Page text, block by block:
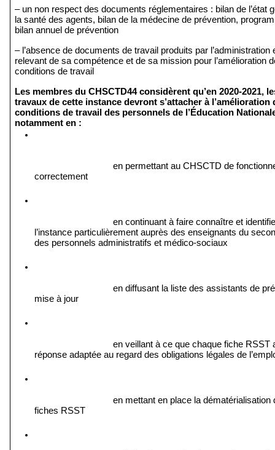
– un non respect des documents réglementaires : bilan de l’état
la santé des agents, bilan de la médecine de prévention,
bilan annuel de prévention
– l’absence de documents de travail produits par l’administration
relevant de sa compétence et de sa mission pour l’amélioration
conditions de travail
Les membres du CHSCTD44 considèrent qu’en 2020-2021,
travaux de cette instance devront s’attacher à l’amélioration
conditions de travail des personnels de l’Éducation
notamment en :
en permettant au CHSCTD de
correctement
en continuant à faire connaître et
l’instance particulièrement auprès des enseignants du
des personnels administratifs et médico-sociaux
en diffusant la liste des assistants de
mise à jour
en veillant à ce que chaque fiche RSST
réponse adaptée au regard des obligations légales de
en mettant en place la dématérialisation
fiches RSST